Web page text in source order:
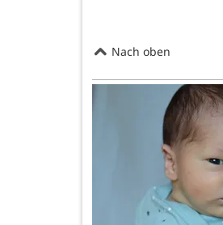
Nach oben